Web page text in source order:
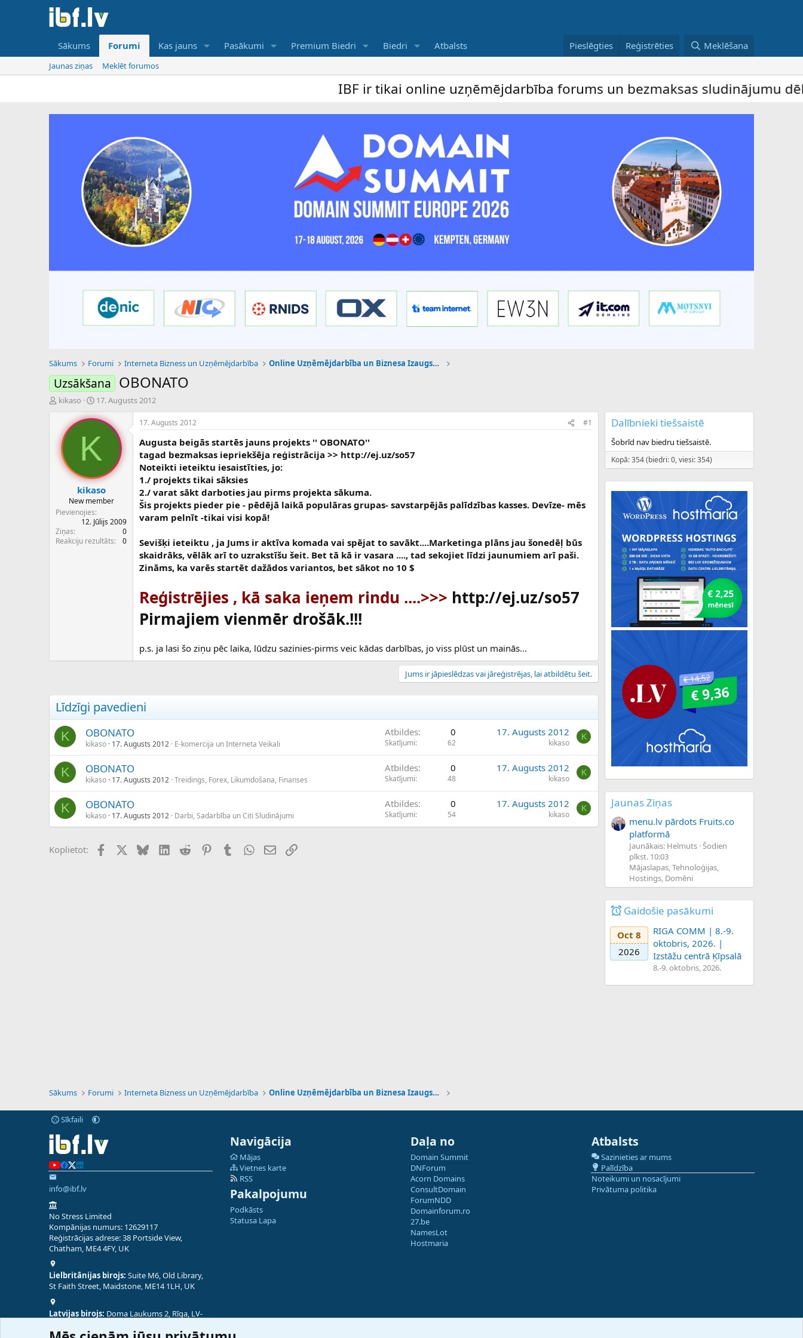
Sākums Forumi Kas jauns Pasākumi Premium Biedri Biedri Atbalsts Pieslēgties Reģistrēties Meklēšana
Jaunas ziņas Meklēt forumos
IBF ir tikai online uzņēmējdarbība forums un bezmaksas sludinājumu dēlis –
Sākums Forumi Interneta Bizness un Uzņēmējdarbība Online Uzņēmējdarbība un Biznesa Izaugsme
Uzsākšana OBONATO
P
e
d
e
z
s
ā
c
kikaso
S
k
m
a
d
a
t
u
m
s
17. Augusts 2012
K
kikaso
New member
Pievienojies
12. Jūlijs 2009
Ziņas
0
Reakciju rezultāts
0
17. Augusts 2012 #1
Augusta beigās startēs jauns projekts '' OBONATO''
tagad bezmaksas iepriekšēja reģistrācija >> http://ej.uz/so57
Noteikti ieteiktu iesaistīties, jo:
1./ projekts tikai sāksies
2./ varat sākt darboties jau pirms projekta sākuma.
Šis projekts pieder pie - pēdējā laikā populāras grupas- savstarpējās palīdzības kasses. Devīze- mēs
varam pelnīt -tikai visi kopā!
Sevišķi ieteiktu , ja Jums ir aktīva komada vai spējat to savākt....Marketinga plāns jau šonedēļ būs
skaidrāks, vēlāk arī to uzrakstīšu šeit. Bet tā kā ir vasara ...., tad sekojiet līdzi jaunumiem arī paši.
Zināms, ka varēs startēt dažādos variantos, bet sākot no 10 $
Reģistrējies , kā saka ieņem rindu ....>>> http://ej.uz/so57
Pirmajiem vienmēr drošāk.!!!
p.s. ja lasi šo ziņu pēc laika, lūdzu sazinies-pirms veic kādas darbības, jo viss plūst un mainās...
Jums ir jāpieslēdzas vai jāreģistrējas, lai atbildētu šeit.
Līdzīgi pavedieni
K OBONATO
kikaso 17. Augusts 2012 E-komercija un Interneta Veikali
Atbildes 0
Skatījumi 62
17. Augusts 2012
kikaso
K
K OBONATO
kikaso 17. Augusts 2012 Treidings, Forex, Likumdošana, Finanses
Atbildes 0
Skatījumi 48
17. Augusts 2012
kikaso
K
K OBONATO
kikaso 17. Augusts 2012 Darbi, Sadarbība un Citi Sludinājumi
Atbildes 0
Skatījumi 54
17. Augusts 2012
kikaso
K
Koplietot: FacebookX (Twitter)
BlueskyLinkedIn
Reddit PinterestTumblrWhatsApp
E-pastsSaiti
Dalībnieki tiešsaistē
Šobrīd nav biedru tiešsaistē.
Kopā: 354 (biedri: 0, viesi: 354)
Jaunas Ziņas
menu.lv pārdots Fruits.co
platformā
Jaunākais: Helmuts Šodien
plkst. 10:03
Mājaslapas, Tehnoloģijas,
Hostings, Domēni
Gaidošie pasākumi
Oct 8
2026
RIGA COMM | 8.-9.
oktobris, 2026. |
Izstāžu centrā Ķīpsalā
8.-9. oktobris, 2026.
Sākums Forumi Interneta Bizness un Uzņēmējdarbība Online Uzņēmējdarbība un Biznesa Izaugsme
Sīkfaili
info@ibf.lv
No Stress Limited
Kompānijas numurs: 12629117
Reģistrācijas adrese: 38 Portside View,
Chatham, ME4 4FY, UK
Lielbritānijas birojs: Suite M6, Old Library,
St Faith Street, Maidstone, ME14 1LH, UK
Latvijas birojs: Doma Laukums 2, Rīga, LV-
Navigācija
Mājas
Vietnes karte
RSS
Pakalpojumu
Podkāsts
Statusa Lapa
Daļa no
Domain Summit
DNForum
Acorn Domains
ConsultDomain
ForumNDD
Domainforum.ro
27.be
NamesLot
Hostmaria
Atbalsts
Sazinieties ar mums
Palīdzība
Noteikumi un nosacījumi
Privātuma politika